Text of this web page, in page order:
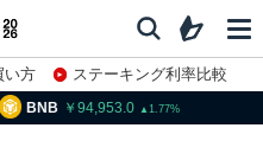
い方
ステーキング利率比較
94,953.0 1.77